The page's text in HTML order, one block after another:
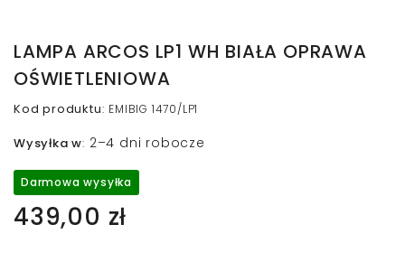
LAMPA ARCOS LP1 WH BIAŁA OPRAWA
OŚWIETLENIOWA
Kod produktu: EMIBIG 1470/LP1
Wysyłka w: 2–4 dni robocze
Darmowa wysyłka
439,00 zł